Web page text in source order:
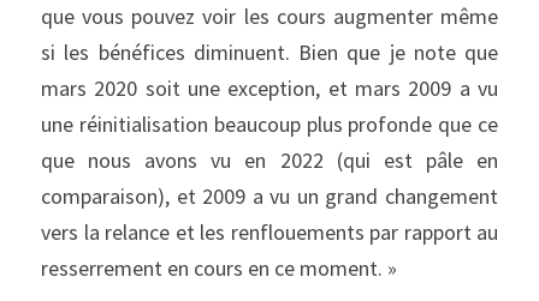
que vous pouvez voir les cours augmenter même
si les bénéfices diminuent. Bien que je note que
mars 2020 soit une exception, et mars 2009 a vu
une réinitialisation beaucoup plus profonde que ce
que nous avons vu en 2022 (qui est pâle en
comparaison), et 2009 a vu un grand changement
vers la relance et les renflouements par rapport au
resserrement en cours en ce moment. »